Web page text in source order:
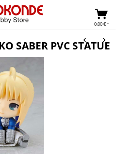
0,00 € *
SABER PVC STATUE